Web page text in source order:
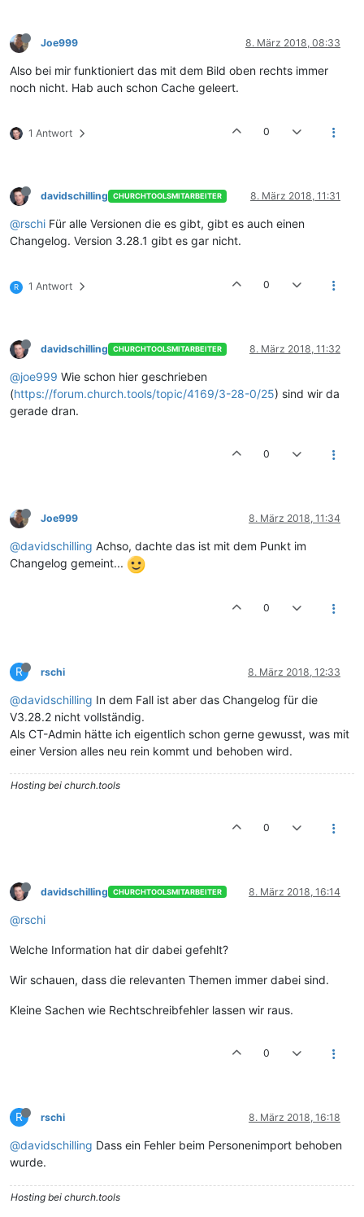
Joe999 8. März 2018, 08:33
Also bei mir funktioniert das mit dem Bild oben rechts immer
noch nicht. Hab auch schon Cache geleert.
1 Antwort 0
davidschilling CHURCHTOOLSMITARBEITER 8. März 2018, 11:31
@rschi Für alle Versionen die es gibt, gibt es auch einen
Changelog. Version 3.28.1 gibt es gar nicht.
R 1 Antwort 0
davidschilling CHURCHTOOLSMITARBEITER 8. März 2018, 11:32
@joe999 Wie schon hier geschrieben
(https://forum.church.tools/topic/4169/3-28-0/25) sind wir da
gerade dran.
0
Joe999 8. März 2018, 11:34
@davidschilling Achso, dachte das ist mit dem Punkt im
Changelog gemeint...
0
R rschi 8. März 2018, 12:33
@davidschilling In dem Fall ist aber das Changelog für die
V3.28.2 nicht vollständig.
Als CT-Admin hätte ich eigentlich schon gerne gewusst, was mit
einer Version alles neu rein kommt und behoben wird.
Hosting bei church.tools
0
davidschilling CHURCHTOOLSMITARBEITER 8. März 2018, 16:14
@rschi
Welche Information hat dir dabei gefehlt?
Wir schauen, dass die relevanten Themen immer dabei sind.
Kleine Sachen wie Rechtschreibfehler lassen wir raus.
0
R rschi 8. März 2018, 16:18
@davidschilling Dass ein Fehler beim Personenimport behoben
wurde.
Hosting bei church.tools